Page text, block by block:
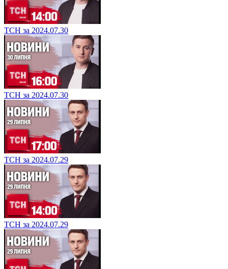
ТСН за 2024.07.30
ТСН за 2024.07.30
ТСН за 2024.07.29
ТСН за 2024.07.29